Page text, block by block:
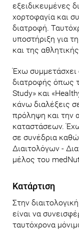
εξειδικευμένες
χορτοφαγία και
διατροφή.
υποστήριξη για
και της
Έχω συμμετάσχει
διατροφής όπως
Study» και
κάνω διαλέξεις
πρόληψη και την
καταστάσεων.
σε συνέδρια
Διαιτολόγων -
μέλος του
Κατάρτιση
Στην
είναι να
ταυτόχρονα